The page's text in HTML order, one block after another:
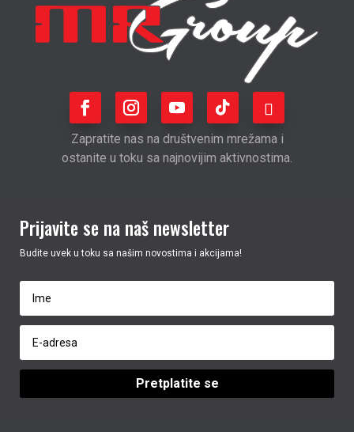
Zapratite nas na društvenim mrežama i
ostanite u toku sa najnovijim aktivnostima.
Prijavite se na naš newsletter
Budite uvek u toku sa našim novostima i akcijama!
Pretplatite se